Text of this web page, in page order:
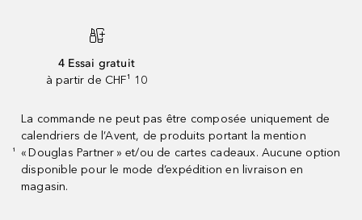
4 Essai gratuit
à partir de CHF¹ 10
¹
La commande ne peut pas être composée uniquement de
calendriers de l’Avent, de produits portant la mention
« Douglas Partner » et/ou de cartes cadeaux. Aucune option
disponible pour le mode d’expédition en livraison en
magasin.